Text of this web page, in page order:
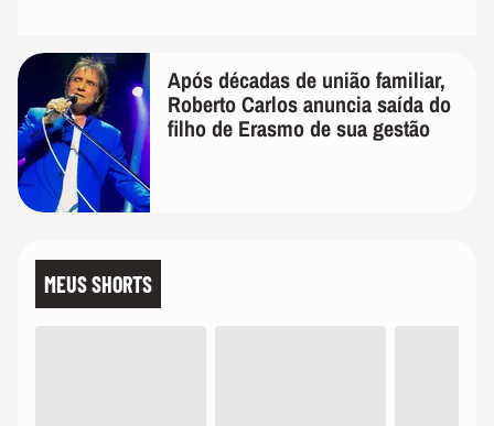
Após décadas de união familiar,
Roberto Carlos anuncia saída do
filho de Erasmo de sua gestão
MEUS SHORTS